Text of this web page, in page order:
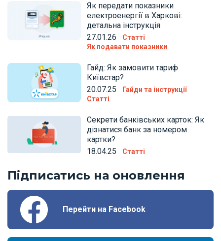
Як передати показники
електроенергії в Харкові:
детальна інструкція
27.01.26
Статті
Як подавати показники
Гайд: Як замовити тариф
Київстар?
20.07.25
Гайди та інструкції
Статті
Секрети банківських карток: Як
дізнатися банк за номером
картки?
18.04.25
Статті
Підписатись на оновлення
Перейти на Facebook